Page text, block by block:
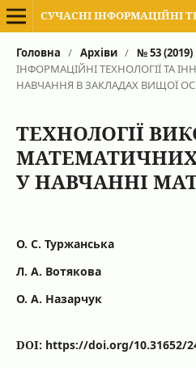
Головна / Архіви / № 53 (2019)
ІНФОРМАЦІЙНІ ТЕХНОЛОГІЇ ТА
НАВЧАННЯ В ЗАКЛАДАХ ВИЩОЇ
ТЕХНОЛОГІЇ
У НАВЧАННІ
О. С. Туржанська
Л. А. Вотякова
О. А. Назарчук
DOI: https://doi.org/10.31652/